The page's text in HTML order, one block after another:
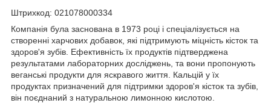
Штрихкод: 021078000334
Компанія була заснована в 1973 році і спеціалізується на
створенні харчових добавок, які підтримують міцність кісток та
здоров'я зубів. Ефективність їх продуктів підтверджена
результатами лабораторних досліджень, та вони пропонують
веганські продукти для яскравого життя. Кальцій у їх
продуктах призначений для підтримки здоров'я кісток та зубів,
він поєднаний з натуральною лимонною кислотою.